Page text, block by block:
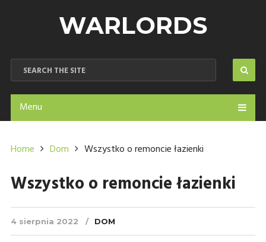
WARLORDS
Menu
Home Dom Wszystko o remoncie łazienki
Wszystko o remoncie łazienki
4 sierpnia 2022 DOM